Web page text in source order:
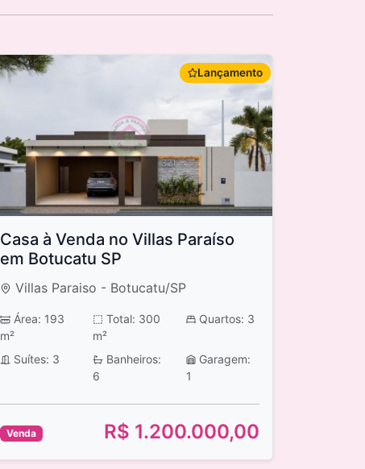
Lançamento
Casa à Venda no Villas Paraíso
em Botucatu SP
Villas Paraiso - Botucatu/SP
Área: 193
m²
Total: 300
m²
Quartos: 3
Suítes: 3
Banheiros:
6
Garagem:
1
Venda R$ 1.200.000,00